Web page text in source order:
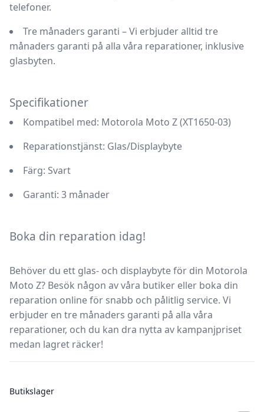
telefoner.
Tre månaders garanti – Vi erbjuder alltid tre
månaders garanti på alla våra reparationer, inklusive
glasbyten.
Specifikationer
Kompatibel med: Motorola Moto Z (XT1650-03)
Reparationstjänst: Glas/Displaybyte
Färg: Svart
Garanti: 3 månader
Boka din reparation idag!
Behöver du ett glas- och displaybyte för din Motorola
Moto Z? Besök någon av våra butiker eller boka din
reparation online för snabb och pålitlig service. Vi
erbjuder en tre månaders garanti på alla våra
reparationer, och du kan dra nytta av kampanjpriset
medan lagret räcker!
Butikslager